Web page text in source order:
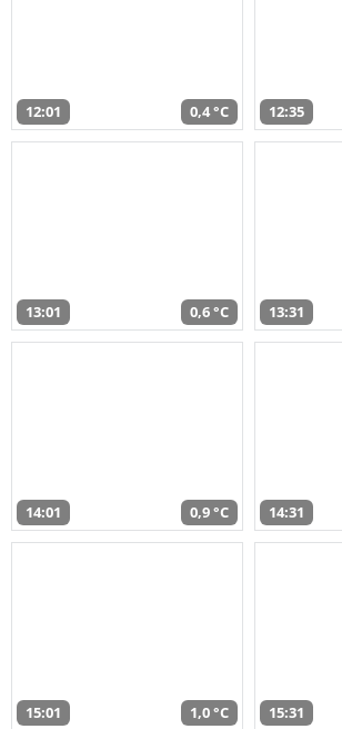
12:01 0,4 °C 12:35
13:01 0,6 °C 13:31
14:01 0,9 °C 14:31
15:01 1,0 °C 15:31